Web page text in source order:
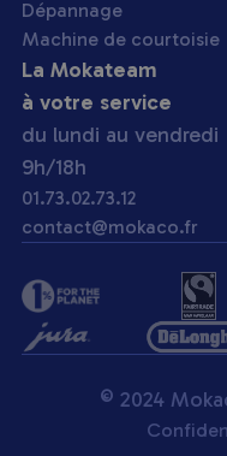
Dépannage
Machine de courtoisie
La Mokateam
à votre service
du lundi au vendredi
9h/18h
01.73.02.73.12
contact@mokaco.fr
© 2024